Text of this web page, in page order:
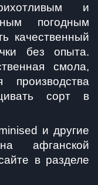
и
погодным
качественный
без опыта.
смола,
производства
сорт в
и другие
афганской
в разделе